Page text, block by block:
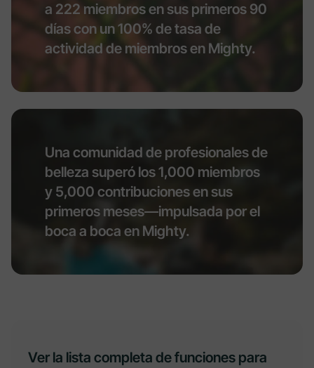
a 222 miembros en sus primeros 90
días con un 100% de tasa de
actividad de miembros en Mighty.
Una comunidad de profesionales de
belleza superó los 1,000 miembros
y 5,000 contribuciones en sus
primeros meses—impulsada por el
boca a boca en Mighty.
Ver la lista completa de funciones para